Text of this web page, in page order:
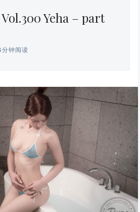
Yeha – part
分钟阅读